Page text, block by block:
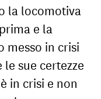
la locomotiva
e la
messo in crisi
sue certezze
in crisi e non